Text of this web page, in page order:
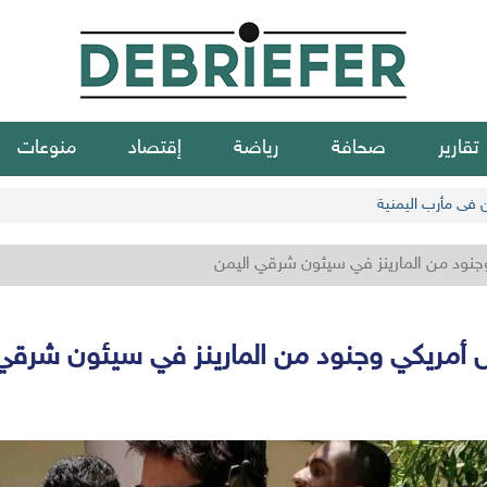
تقارير صحافة رياضة إقتصاد منوعات
في مأرب اليمنية
من المارينز في سيئون شرقي اليمن
وجنود من المارينز في سيئون